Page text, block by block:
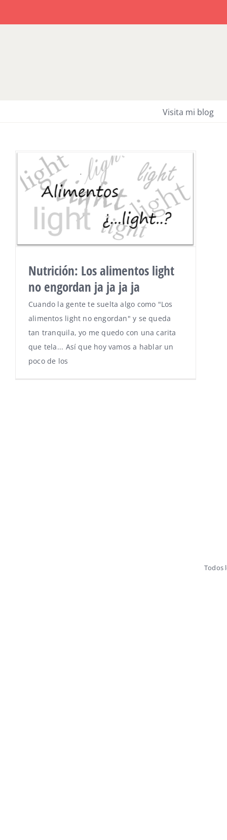
Visita mi blog
Nutrición: Los alimentos light
no engordan ja ja ja ja
Cuando la gente te suelta algo como "Los
alimentos light no engordan" y se queda
tan tranquila, yo me quedo con una carita
que tela... Así que hoy vamos a hablar un
poco de los
Todos